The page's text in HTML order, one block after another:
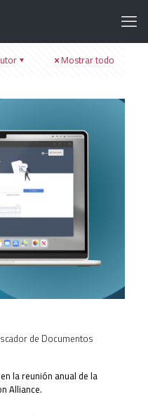
Mostrar todo
de Documentos
la reunión anual de la
Alliance.